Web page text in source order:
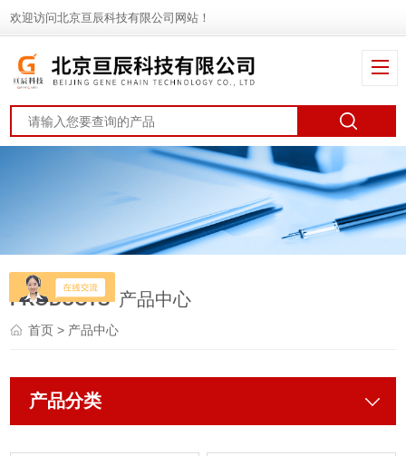
欢迎访问北京亘辰科技有限公司网站！
PRODUCTS 产品中心
首页> 产品中心
产品分类